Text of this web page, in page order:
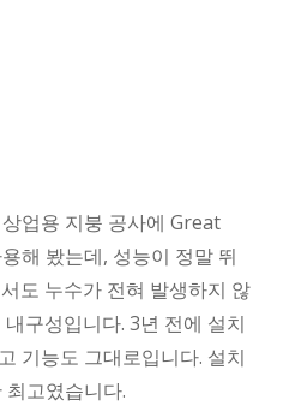
업용 지붕 공사에 Great
해 봤는데, 성능이 정말 뛰
도 누수가 전혀 발생하지 않
구성입니다. 3년 전에 설치
기능도 그대로입니다. 설치
고였습니다.